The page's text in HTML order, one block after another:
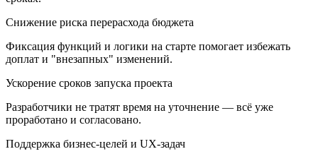
Снижение риска перерасхода бюджета
Фиксация функций и логики на старте помогает избежать
доплат и "внезапных" изменений.
Ускорение сроков запуска проекта
Разработчики не тратят время на уточнение — всё уже
проработано и согласовано.
Поддержка бизнес-целей и UX-задач